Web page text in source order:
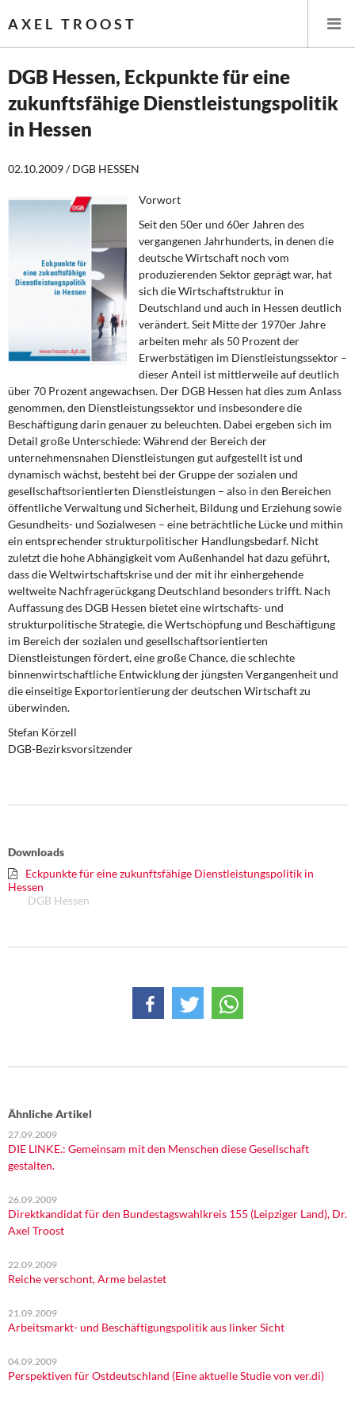
AXEL TROOST
Startseite
Wirtschaftspolitik
Steuer- und Finanzpolitik
Öffentliche Infrastruktur und Daseinsvorsorge
Eurokrise und Griechenland
DIE LINKE
Weitere Themen
Memo-Gruppe
Institut Solidarische Moderne
Rosa-Luxemburg-Stiftung
Über mich
Kontakt
DGB Hessen, Eckpunkte für eine
zukunftsfähige Dienstleistungspolitik
in Hessen
02.10.2009 / DGB HESSEN
Vorwort
Seit den 50er und 60er Jahren des
vergangenen Jahrhunderts, in denen die
deutsche Wirtschaft noch vom
produzierenden Sektor geprägt war, hat
sich die Wirtschaftstruktur in
Deutschland und auch in Hessen deutlich
verändert. Seit Mitte der 1970er Jahre
arbeiten mehr als 50 Prozent der
Erwerbstätigen im Dienstleistungssektor –
dieser Anteil ist mittlerweile auf deutlich
über 70 Prozent angewachsen. Der DGB Hessen hat dies zum Anlass
genommen, den Dienstleistungssektor und insbesondere die
Beschäftigung darin genauer zu beleuchten. Dabei ergeben sich im
Detail große Unterschiede: Während der Bereich der
unternehmensnahen Dienstleistungen gut aufgestellt ist und
dynamisch wächst, besteht bei der Gruppe der sozialen und
gesellschaftsorientierten Dienstleistungen – also in den Bereichen
öffentliche Verwaltung und Sicherheit, Bildung und Erziehung sowie
Gesundheits- und Sozialwesen – eine beträchtliche Lücke und mithin
ein entsprechender strukturpolitischer Handlungsbedarf. Nicht
zuletzt die hohe Abhängigkeit vom Außenhandel hat dazu geführt,
dass die Weltwirtschaftskrise und der mit ihr einhergehende
weltweite Nachfragerückgang Deutschland besonders trifft. Nach
Auffassung des DGB Hessen bietet eine wirtschafts- und
strukturpolitische Strategie, die Wertschöpfung und Beschäftigung
im Bereich der sozialen und gesellschaftsorientierten
Dienstleistungen fördert, eine große Chance, die schlechte
binnenwirtschaftliche Entwicklung der jüngsten Vergangenheit und
die einseitige Exportorientierung der deutschen Wirtschaft zu
überwinden.
Stefan Körzell
DGB-Bezirksvorsitzender
Downloads
Eckpunkte für eine zukunftsfähige Dienstleistungspolitik in
Hessen
DGB Hessen
Ähnliche Artikel
27.09.2009
DIE LINKE.: Gemeinsam mit den Menschen diese Gesellschaft
gestalten.
26.09.2009
Direktkandidat für den Bundestagswahlkreis 155 (Leipziger Land), Dr.
Axel Troost
22.09.2009
Reiche verschont, Arme belastet
21.09.2009
Arbeitsmarkt- und Beschäftigungspolitik aus linker Sicht
04.09.2009
Perspektiven für Ostdeutschland (Eine aktuelle Studie von ver.di)